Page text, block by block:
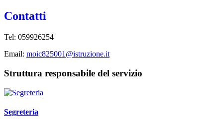
Contatti
Tel: 059926254
Email: moic825001@istruzione.it
Struttura responsabile del servizio
Segreteria